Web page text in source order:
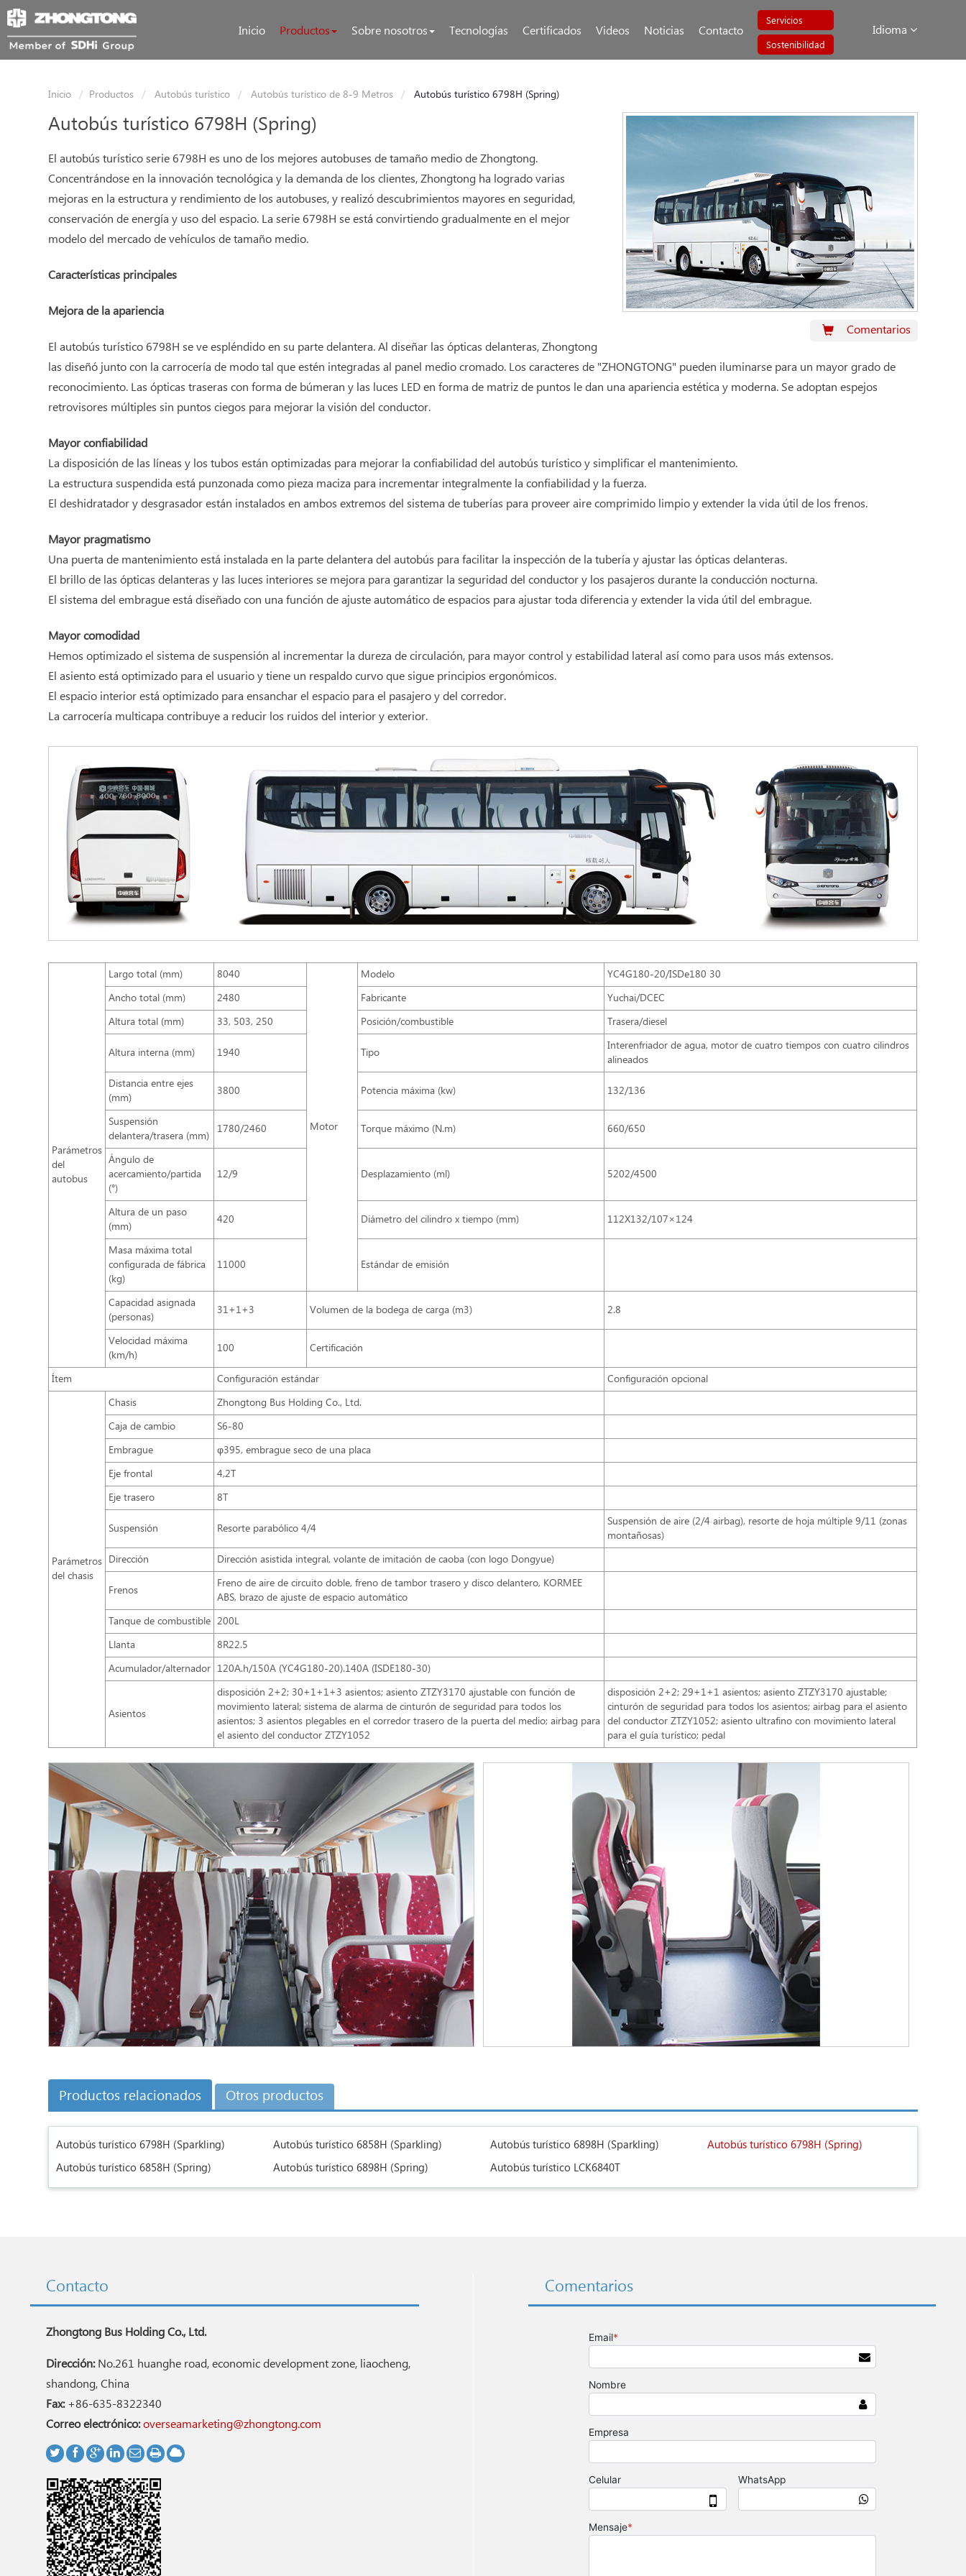
Idioma
Inicio Productos Sobre nosotros Tecnologías Certificados Videos Noticias Contacto
Servicios
Sostenibilidad
Inicio Productos Autobús turístico Autobús turístico de 8-9 Metros Autobús turístico 6798H (Spring)
Comentarios
Autobús turístico 6798H (Spring)
El autobús turístico serie 6798H es uno de los mejores autobuses de tamaño medio de Zhongtong.
Concentrándose en la innovación tecnológica y la demanda de los clientes, Zhongtong ha logrado varias
mejoras en la estructura y rendimiento de los autobuses, y realizó descubrimientos mayores en seguridad,
conservación de energía y uso del espacio. La serie 6798H se está convirtiendo gradualmente en el mejor
modelo del mercado de vehículos de tamaño medio.
Características principales
Mejora de la apariencia
El autobús turístico 6798H se ve espléndido en su parte delantera. Al diseñar las ópticas delanteras, Zhongtong
las diseñó junto con la carrocería de modo tal que estén integradas al panel medio cromado. Los caracteres de "ZHONGTONG" pueden iluminarse para un mayor grado de
reconocimiento. Las ópticas traseras con forma de búmeran y las luces LED en forma de matriz de puntos le dan una apariencia estética y moderna. Se adoptan espejos
retrovisores múltiples sin puntos ciegos para mejorar la visión del conductor.
Mayor confiabilidad
La disposición de las líneas y los tubos están optimizadas para mejorar la confiabilidad del autobús turístico y simplificar el mantenimiento.
La estructura suspendida está punzonada como pieza maciza para incrementar integralmente la confiabilidad y la fuerza.
El deshidratador y desgrasador están instalados en ambos extremos del sistema de tuberías para proveer aire comprimido limpio y extender la vida útil de los frenos.
Mayor pragmatismo
Una puerta de mantenimiento está instalada en la parte delantera del autobús para facilitar la inspección de la tubería y ajustar las ópticas delanteras.
El brillo de las ópticas delanteras y las luces interiores se mejora para garantizar la seguridad del conductor y los pasajeros durante la conducción nocturna.
El sistema del embrague está diseñado con una función de ajuste automático de espacios para ajustar toda diferencia y extender la vida útil del embrague.
Mayor comodidad
Hemos optimizado el sistema de suspensión al incrementar la dureza de circulación, para mayor control y estabilidad lateral así como para usos más extensos.
El asiento está optimizado para el usuario y tiene un respaldo curvo que sigue principios ergonómicos.
El espacio interior está optimizado para ensanchar el espacio para el pasajero y del corredor.
La carrocería multicapa contribuye a reducir los ruidos del interior y exterior.
Parámetros
del
autobus
Largo total (mm) 8040
Motor
Modelo
YC4G180-20/ISDe180 30
Ancho total (mm)
2480 Fabricante
Yuchai/DCEC
Altura total (mm)
33, 503, 250 Posición/combustible Trasera/diesel
Altura interna (mm) 1940 Tipo
Interenfriador de agua, motor de cuatro tiempos con cuatro cilindros
alineados
Distancia entre ejes
(mm)
3800 Potencia máxima (kw) 132/136
Suspensión
delantera/trasera (mm)
1780/2460 Torque máximo (N.m) 660/650
Ángulo de
acercamiento/partida
(°)
12/9 Desplazamiento (ml) 5202/4500
Altura de un paso
(mm)
420 Diámetro del cilindro x tiempo (mm) 112X132/107×124
Masa máxima total
configurada de fábrica
(kg)
11000 Estándar de emisión
Capacidad asignada
(personas)
31+1+3 Volumen de la bodega de carga (m3) 2.8
Velocidad máxima
(km/h)
100 Certificación
Ítem Configuración estándar Configuración opcional
Parámetros
del chasis
Chasis
Zhongtong Bus Holding Co., Ltd.
Caja de cambio
S6-80
Embrague
φ395, embrague seco de una placa
Eje frontal
4,2T
Eje trasero
8T
Suspensión Resorte parabólico 4/4
Suspensión de aire (2/4 airbag), resorte de hoja múltiple 9/11 (zonas
montañosas)
Dirección
Dirección asistida integral, volante de imitación de caoba (con logo Dongyue)
Frenos
Freno de aire de circuito doble, freno de tambor trasero y disco delantero, KORMEE
ABS, brazo de ajuste de espacio automático
Tanque de combustible 200L
Llanta
8R22.5
Acumulador/alternador 120A.h/150A (YC4G180-20).140A (ISDE180-30)
Asientos
disposición 2+2; 30+1+1+3 asientos; asiento ZTZY3170 ajustable con función de
movimiento lateral; sistema de alarma de cinturón de seguridad para todos los
asientos; 3 asientos plegables en el corredor trasero de la puerta del medio; airbag para
el asiento del conductor ZTZY1052
disposición 2+2; 29+1+1 asientos; asiento ZTZY3170 ajustable;
cinturón de seguridad para todos los asientos; airbag para el asiento
del conductor ZTZY1052; asiento ultrafino con movimiento lateral
para el guía turístico; pedal
Productos relacionados Otros productos
Autobús turístico 6798H (Sparkling) Autobús turístico 6858H (Sparkling) Autobús turístico 6898H (Sparkling)
Autobús turístico 6798H (Spring)
Autobús turístico 6858H (Spring)
Autobús turístico 6898H (Spring) Autobús turístico LCK6840T
Comentarios
Contacto
Zhongtong Bus Holding Co., Ltd.
Dirección:No.261 huanghe road, economic development zone, liaocheng,
shandong, China
Fax:+86-635-8322340
Correo electrónico: overseamarketing@zhongtong.com